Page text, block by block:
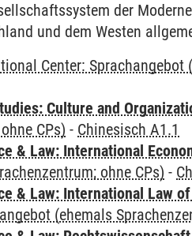
der
und dem Westen
Center: Sprachangebot
Culture and
CPs) - Chinesisch A1.1
& Law: International
ohne CPs) -
& Law: International Law
(ehemals